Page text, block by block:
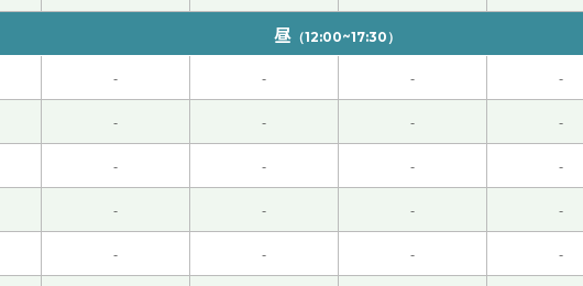
到老师。 这节课也很有意思，谢谢您。 请再聊吧！( 50代 男性 )
かったです。長沙ぜひ行ってみたいですね。中国の水は相変わらず安
很有意思 期待下次再见！
昼（12:00~17:30）
- - - -
- - - -
- - - -
- - - -
- - - -